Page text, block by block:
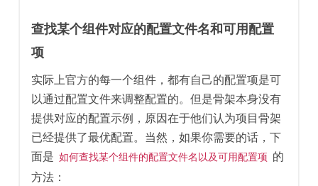
查找某个组件对应的配置文件名和可用配置
项
实际上官方的每一个组件，都有自己的配置项是可
以通过配置文件来调整配置的。但是骨架本身没有
提供对应的配置示例，原因在于他们认为项目骨架
已经提供了最优配置。当然，如果你需要的话，下
面是 如何查找某个组件的配置文件名以及可用配置项 的
方法：